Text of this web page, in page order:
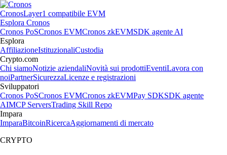
CronosLayer1 compatibile EVM
Esplora Cronos
Cronos PoSCronos EVMCronos zkEVMSDK agente AI
Esplora
AffiliazioneIstituzionaliCustodia
Crypto.com
Chi siamoNotizie aziendaliNovità sui prodottiEventiLavora con
noiPartnerSicurezzaLicenze e registrazioni
Sviluppatori
Cronos PoSCronos EVMCronos zkEVMPay SDKSDK agente
AIMCP ServersTrading Skill Repo
Impara
ImparaBitcoinRicercaAggiornamenti di mercato
CRYPTO